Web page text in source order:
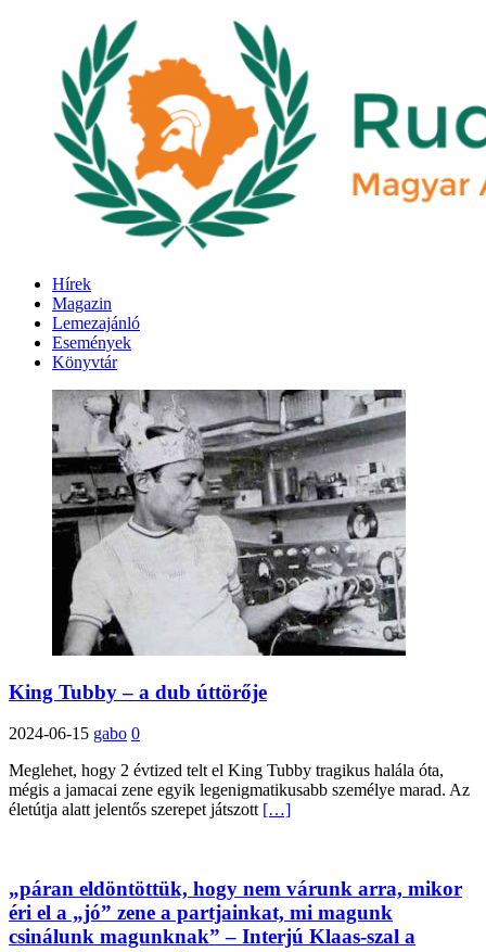
Hírek
Magazin
Lemezajánló
Események
Könyvtár
King Tubby – a dub úttörője
2024-06-15 gabo 0
Meglehet, hogy 2 évtized telt el King Tubby tragikus halála óta,
mégis a jamacai zene egyik legenigmatikusabb személye marad. Az
életútja alatt jelentős szerepet játszott […]
„páran eldöntöttük, hogy nem várunk arra, mikor
éri el a „jó” zene a partjainkat, mi magunk
csinálunk magunknak” – Interjú Klaas-szal a